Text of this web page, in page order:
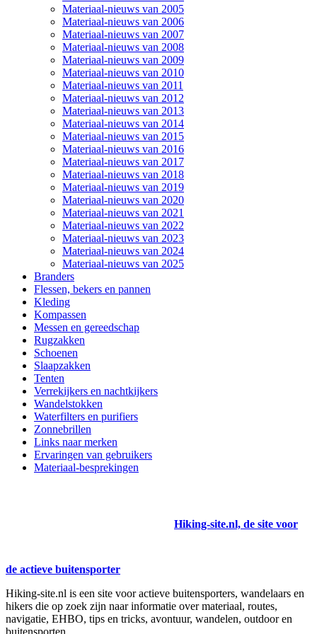
Materiaal-nieuws van 2005
Materiaal-nieuws van 2006
Materiaal-nieuws van 2007
Materiaal-nieuws van 2008
Materiaal-nieuws van 2009
Materiaal-nieuws van 2010
Materiaal-nieuws van 2011
Materiaal-nieuws van 2012
Materiaal-nieuws van 2013
Materiaal-nieuws van 2014
Materiaal-nieuws van 2015
Materiaal-nieuws van 2016
Materiaal-nieuws van 2017
Materiaal-nieuws van 2018
Materiaal-nieuws van 2019
Materiaal-nieuws van 2020
Materiaal-nieuws van 2021
Materiaal-nieuws van 2022
Materiaal-nieuws van 2023
Materiaal-nieuws van 2024
Materiaal-nieuws van 2025
Branders
Flessen, bekers en pannen
Kleding
Kompassen
Messen en gereedschap
Rugzakken
Schoenen
Slaapzakken
Tenten
Verrekijkers en nachtkijkers
Wandelstokken
Waterfilters en purifiers
Zonnebrillen
Links naar merken
Ervaringen van gebruikers
Materiaal-besprekingen
Hiking-site.nl, de site voor
de actieve buitensporter
Hiking-site.nl is een site voor actieve buitensporters, wandelaars en
hikers die op zoek zijn naar informatie over materiaal, routes,
navigatie, EHBO, tips en tricks, avontuur, wandelen, outdoor en